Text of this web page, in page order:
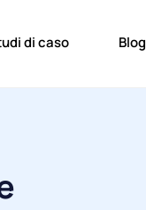
di caso Blog